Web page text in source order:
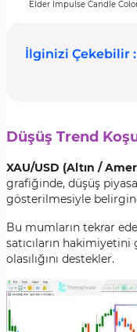
Elder Impulse Candle
İlginizi Çekebilir :
Düşüş Trend
XAU/USD (Altın /
grafiğinde, düşüş
gösterilmesiyle
Bu mumların tekrar
satıcıların
olasılığını destekler.